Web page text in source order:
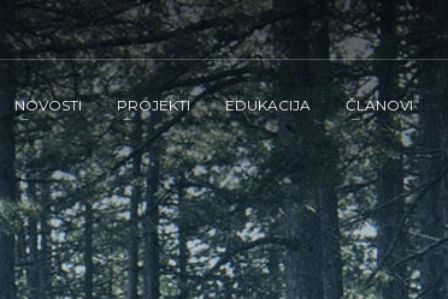
NOVOSTI PROJEKTI EDUKACIJA ČLANOVI